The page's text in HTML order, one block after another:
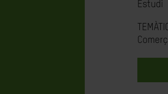
Estudi